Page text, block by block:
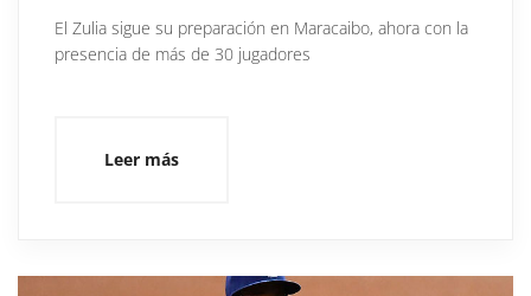
El Zulia sigue su preparación en Maracaibo, ahora con la
presencia de más de 30 jugadores
Leer más